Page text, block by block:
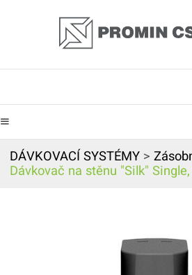
DÁVKOVACÍ SYSTÉMY >
Dávkovač na stěnu "Silk"